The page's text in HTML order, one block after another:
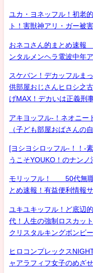
ユカ・ヨネッフル！初老
ト！害獣神アリ・ガー被
おネコさん的まとめ速報
ンタルメンヘラ電波中年
スケバン！デカッフルま
供部屋おじさんヒロシ之
げMAX！デカいは正義刑
アキヨッフル-！ネオニー
（子ども部屋おばさんの
[ヨシヨシロッフル-！！-
うこそYOUKO！のナン
モリッフル！ 50代無職
とめ速報！有益便利情報
ユキユキッフル！ど底辺
代！人生の強制ロスカッ
クリスタルキングボンビ
ヒロコンプレックス
ャアラフィフ女子のめざ